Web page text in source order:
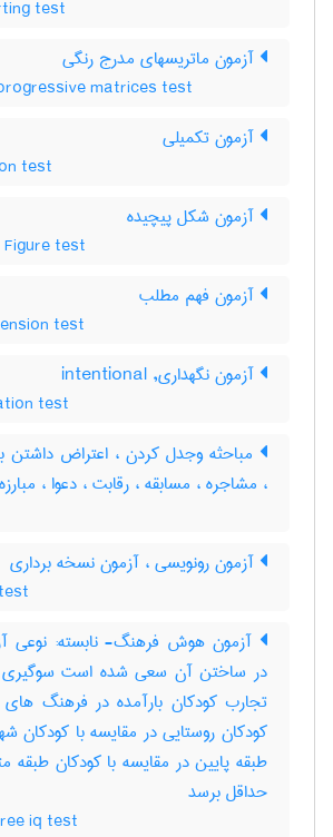
test
آزمون ماتریسهای مدرج رنگی
matrices test
آزمون تکمیلی
test
آزمون شكل پيچيده
test
آزمون فهم مطلب
test
آزمون نگهداری, intentional
test
مباحثه وجدل کردن ، اعتراض داشتن
، مشاجره ، مسابقه ، رقابت ، دعوا ، مبارزه
آزمون رونویسی ، آزمون نسخه برداری
آزمون هوش فرهنگ- نابسته:
در ساختن آن سعی شده است سوگیری
تجارب کودکان بارآمده در فرهنگ
کودکان روستایی در مقایسه با کودکان
طبقه پایین در مقایسه با کودکان طبقه
حداقل برسد
iq test